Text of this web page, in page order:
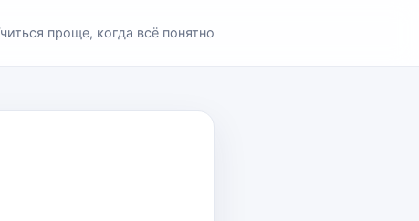
проще, когда всё понятно